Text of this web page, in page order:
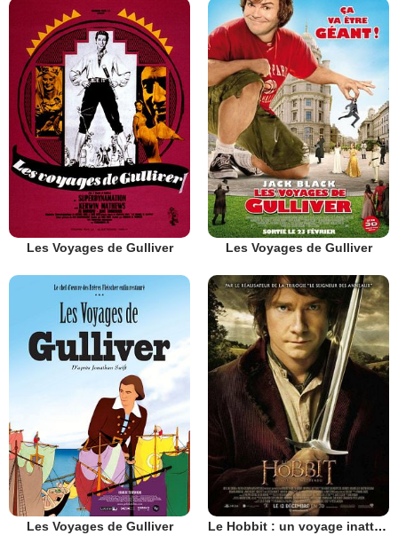
Les Voyages de Gulliver Les Voyages de Gulliver
Les Voyages de Gulliver Le Hobbit : un voyage inattendu